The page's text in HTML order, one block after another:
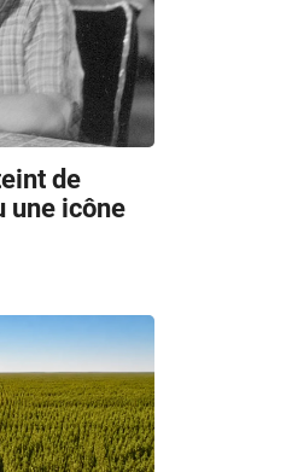
de
une icône